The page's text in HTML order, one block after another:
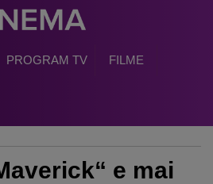
PROGRAM TV FILME
e mai